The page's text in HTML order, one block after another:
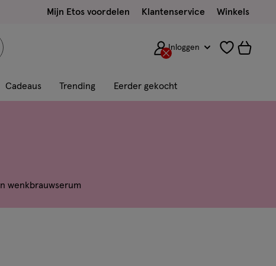
Mijn Etos voordelen Klantenservice Winkels
Inloggen
Cadeaus Trending Eerder gekocht
wenkbrauwserum